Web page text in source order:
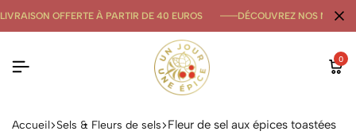
LIVRAISON OFFERTE À PARTIR DE 40 EUROS DÉCOUVREZ NOS
0
Accueil Sels & Fleurs de sels Fleur de sel aux épices toastées